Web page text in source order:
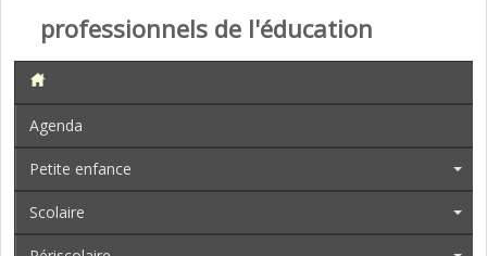
professionnels de l'éducation
Agenda
Petite enfance
Scolaire